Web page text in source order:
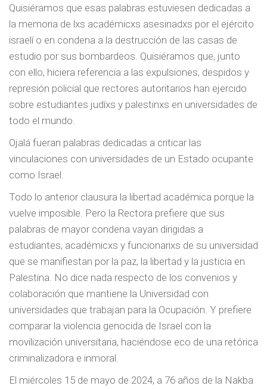
Quisiéramos que esas palabras estuviesen dedicadas a
la memoria de lxs académicxs asesinadxs por el ejército
israelí o en condena a la destrucción de las casas de
estudio por sus bombardeos. Quisiéramos que, junto
con ello, hiciera referencia a las expulsiones, despidos y
represión policial que rectores autoritarios han ejercido
sobre estudiantes judíxs y palestinxs en universidades de
todo el mundo.
Ojalá fueran palabras dedicadas a criticar las
vinculaciones con universidades de un Estado ocupante
como Israel.
Todo lo anterior clausura la libertad académica porque la
vuelve imposible. Pero la Rectora prefiere que sus
palabras de mayor condena vayan dirigidas a
estudiantes, académicxs y funcionarixs de su universidad
que se manifiestan por la paz, la libertad y la justicia en
Palestina. No dice nada respecto de los convenios y
colaboración que mantiene la Universidad con
universidades que trabajan para la Ocupación. Y prefiere
comparar la violencia genocida de Israel con la
movilización universitaria, haciéndose eco de una retórica
criminalizadora e inmoral.
El miércoles 15 de mayo de 2024, a 76 años de la Nakba